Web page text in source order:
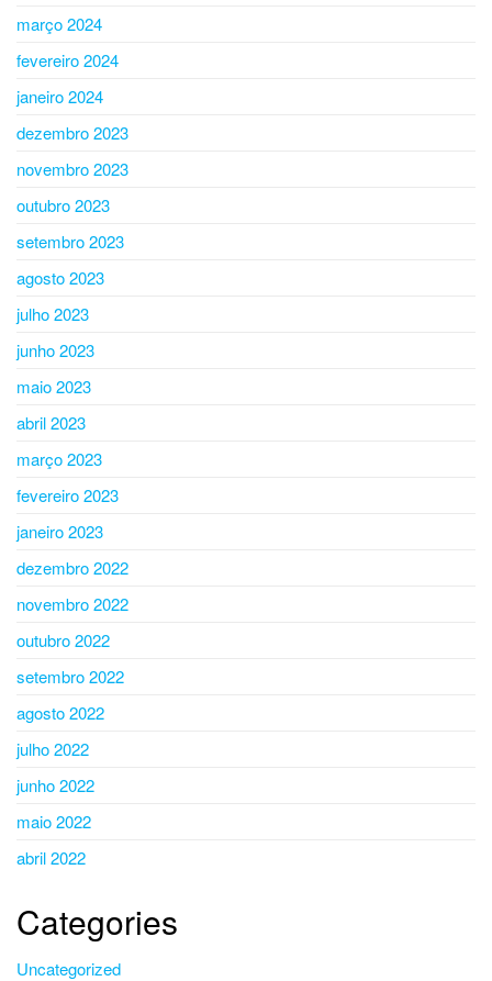
março 2024
fevereiro 2024
janeiro 2024
dezembro 2023
novembro 2023
outubro 2023
setembro 2023
agosto 2023
julho 2023
junho 2023
maio 2023
abril 2023
março 2023
fevereiro 2023
janeiro 2023
dezembro 2022
novembro 2022
outubro 2022
setembro 2022
agosto 2022
julho 2022
junho 2022
maio 2022
abril 2022
Categories
Uncategorized